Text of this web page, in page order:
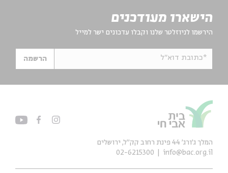
הישארו מעודכנים
הירשמו לניוזלטר שלנו וקבלו עדכונים ישר למייל
*כתובת דוא"ל הרשמה
המלך ג'ורג' 44 פינת רחוב קק״ל, ירושלים
info@bac.org.il
02-6215300